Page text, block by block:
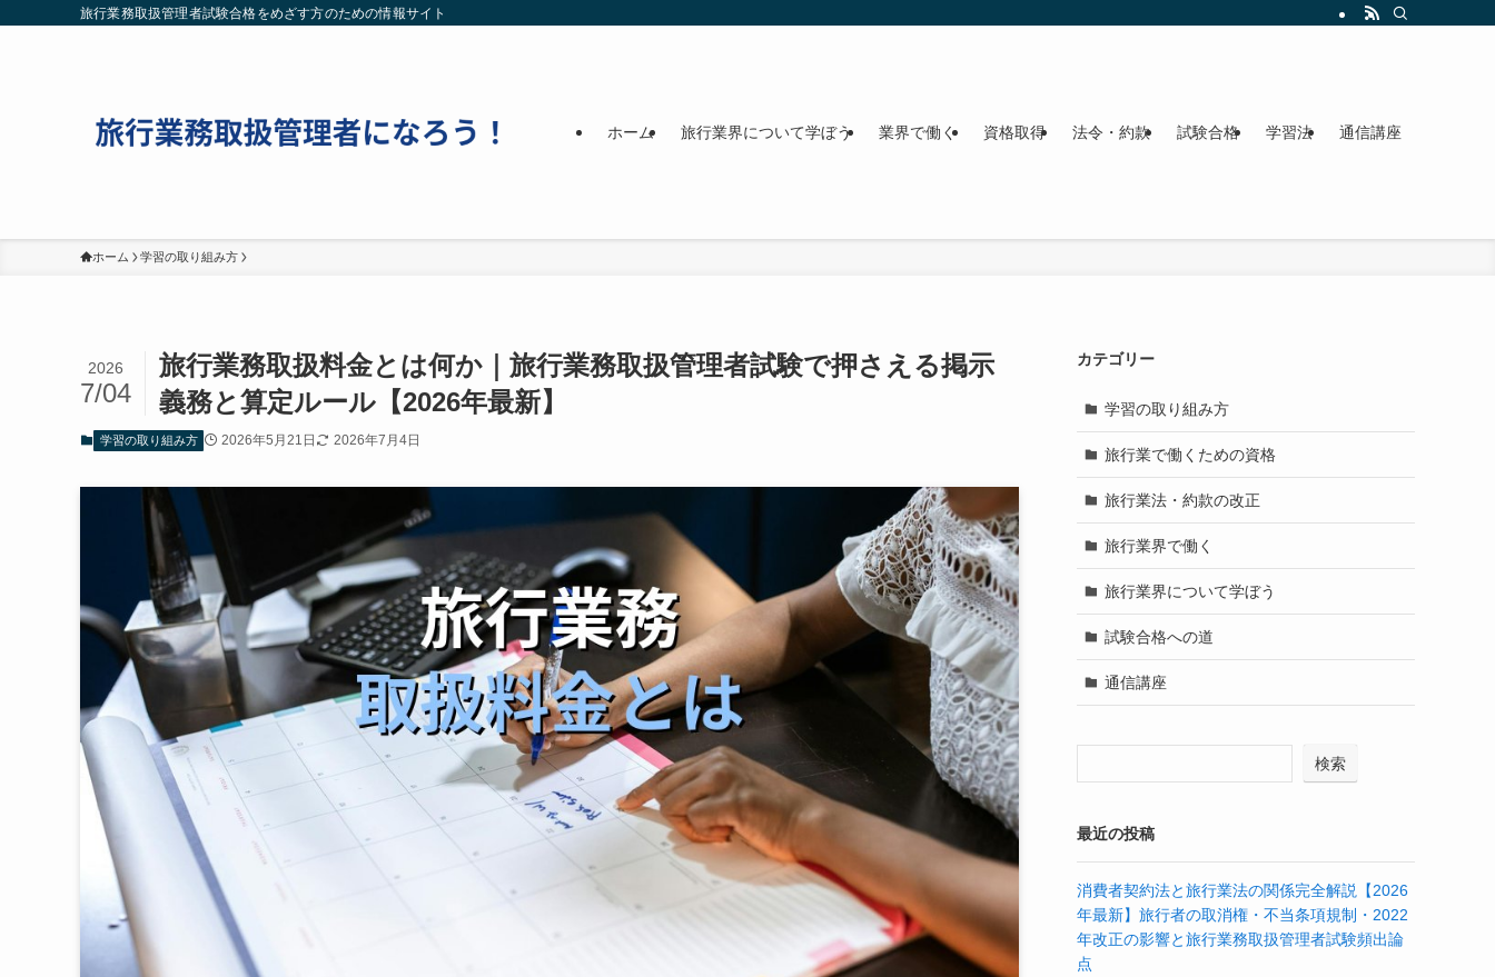
旅行業務取扱管理者試験合格をめざす方のための情報サイト
ホーム 旅行業界について学ぼう 業界で働く 資格取得 法令・約款 試験合格 学習法 通信講座
ホーム 学習の取り組み方
旅行業務取扱料金とは何か｜旅行業務取扱管理者試験で押さえる掲示
義務と算定ルール【2026年最新】
2026
7/04
学習の取り組み方 2026年5月21日 2026年7月4日
カテゴリー
学習の取り組み方
旅行業で働くための資格
旅行業法・約款の改正
旅行業界で働く
旅行業界について学ぼう
試験合格への道
通信講座
検索
最近の投稿
消費者契約法と旅行業法の関係完全解説【2026
年最新】旅行者の取消権・不当条項規制・2022
年改正の影響と旅行業務取扱管理者試験頻出論
点